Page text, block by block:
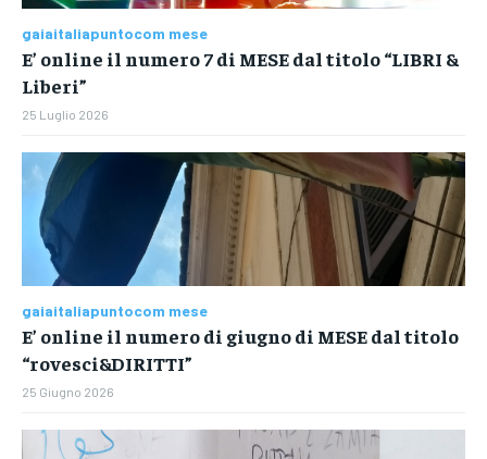
gaiaitaliapuntocom mese
E’ online il numero 7 di MESE dal titolo “LIBRI &
Liberi”
25 Luglio 2026
gaiaitaliapuntocom mese
E’ online il numero di giugno di MESE dal titolo
“rovesci&DIRITTI”
25 Giugno 2026